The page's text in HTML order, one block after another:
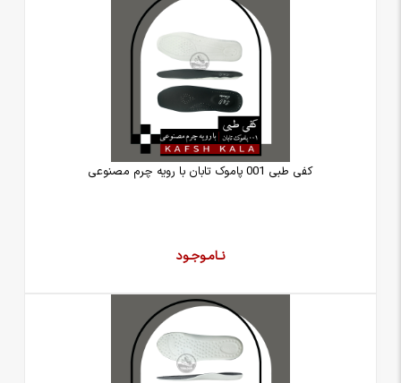
کفی طبی 001 پاموک تابان با رویه چرم مصنوعی
نـامـوجـود